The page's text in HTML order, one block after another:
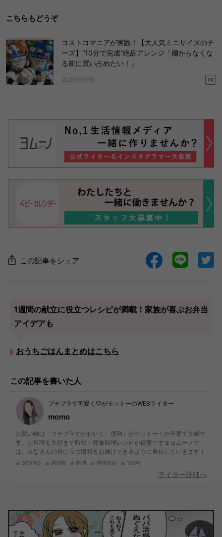
こちらもどうぞ
コストコマニアが実践！【大人気ミニサイズのチ
ーズ】“10分で完成”絶品アレンジ「棚からなくな
る前に買い占めたい！」
2026/05/19 PR
この記事をシェア
1週間の献立に役立つレシピが満載！家族が喜ぶお弁当
アイデアも
おうちごはんまとめはこちら
この記事を書いた人
プチプラで可愛く♡がモットーのWEBライター
momo
お買い物は「プチプラでかわいく、便利」がモットー！の子育て主婦で
す。お料理も大好きで時短・簡単料理レシピが得意です☺︎ヨムーノで
は、みなさんの役に立つ情報をお届けできるように発信していきます！
3COINS 調理師 料理 無印良品 100均
ライター詳細へ